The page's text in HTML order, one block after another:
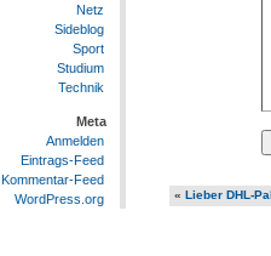
Netz
Sideblog
Sport
Studium
Technik
Meta
Anmelden
Eintrags-Feed
Kommentar-Feed
WordPress.org
« Lieber DHL-